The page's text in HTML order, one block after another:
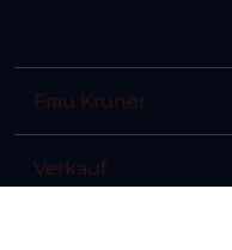
Frau Kruner
Verkauf